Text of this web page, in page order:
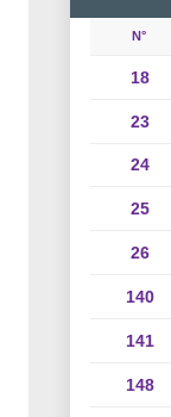
N°
18
23
24
25
26
140
141
148